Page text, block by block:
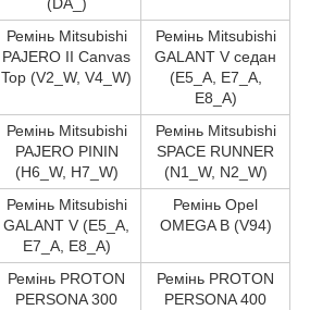
Ремінь Mitsubishi
PAJERO II Canvas
Top (V2_W, V4_W)
Ремінь Mitsubishi
GALANT V седан
(E5_A, E7_A,
E8_A)
Ремінь Mitsubishi
PAJERO PININ
(H6_W, H7_W)
Ремінь Mitsubishi
SPACE RUNNER
(N1_W, N2_W)
Ремінь Mitsubishi
GALANT V (E5_A,
E7_A, E8_A)
Ремінь Opel
OMEGA B (V94)
Ремінь PROTON
PERSONA 300
Ремінь PROTON
PERSONA 400